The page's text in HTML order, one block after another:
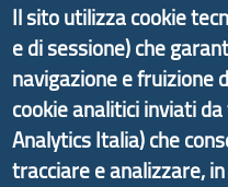
Il portale di marketing
di Genova Città
partire dal progetto
promosso dal
Il sito utilizza cookie
e di sessione) che
navigazione e fruizione
cookie analitici inviati
Analytics Italia) che
tracciare e analizzare,